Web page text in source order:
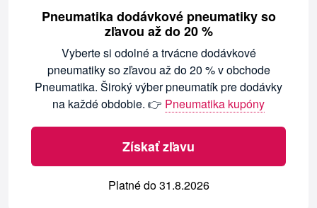
Pneumatika dodávkové pneumatiky so
zľavou až do 20 %
Vyberte si odolné a trvácne dodávkové
pneumatiky so zľavou až do 20 % v obchode
Pneumatika. Široký výber pneumatík pre dodávky
na každé obdobie. 👉 Pneumatika kupóny
Získať zľavu
Platné do 31.8.2026